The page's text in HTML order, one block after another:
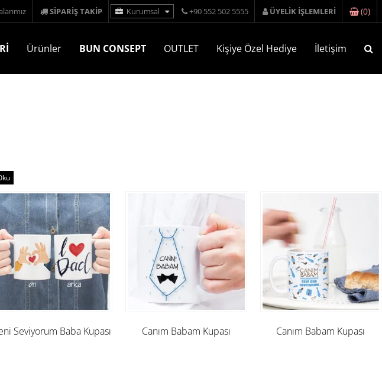
SİPARİŞ TAKİP Kurumsal +90 552 502 5555 ÜYELİK İŞLEMLERİ (0)
Ürünler BUN CONSEPT OUTLET Kişiye Özel Hediye İletişim
ve özel hediyeleri sizin için bir sayfaya topladık.
Seviyorum Baba Kupası Canım Babam Kupası Canım Babam Kupası